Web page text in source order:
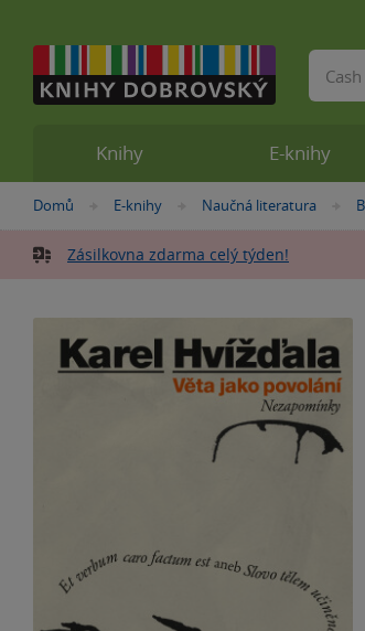
Nacházíte
zde:
Domů »
E-knihy »
Naučná literatura »
Zásilkovna zdarma celý týden!
Knihy E-knihy